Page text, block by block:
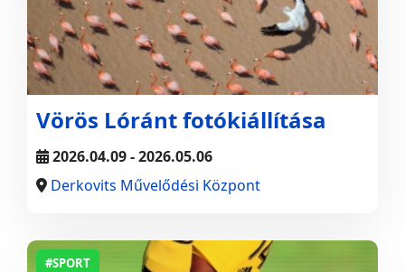
Vörös Lóránt fotókiállítása
2026.04.09 - 2026.05.06
Derkovits Művelődési Központ
#SPORT